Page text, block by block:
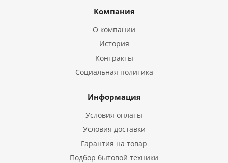
Компания
О компании
История
Контракты
Социальная политика
Информация
Условия оплаты
Условия доставки
Гарантия на товар
Подбор бытовой техники